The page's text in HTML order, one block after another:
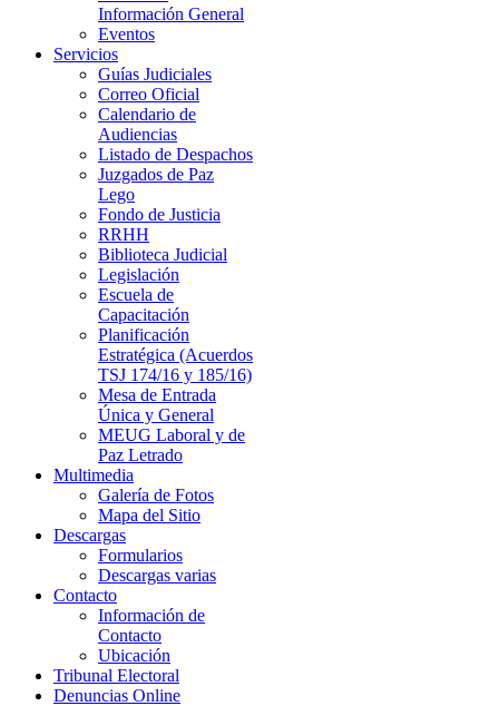
Información General
Eventos
Servicios
Guías Judiciales
Correo Oficial
Calendario de
Audiencias
Listado de Despachos
Juzgados de Paz
Lego
Fondo de Justicia
RRHH
Biblioteca Judicial
Legislación
Escuela de
Capacitación
Planificación
Estratégica (Acuerdos
TSJ 174/16 y 185/16)
Mesa de Entrada
Única y General
MEUG Laboral y de
Paz Letrado
Multimedia
Galería de Fotos
Mapa del Sitio
Descargas
Formularios
Descargas varias
Contacto
Información de
Contacto
Ubicación
Tribunal Electoral
Denuncias Online